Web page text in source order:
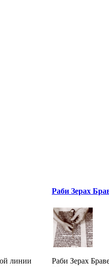
линии
Раби Зерах
Раби Зерах